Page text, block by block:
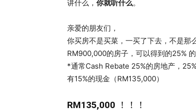
讲什么， 你就听什么。
亲爱的朋友们，
你买房不是买菜，一买了下去，不是那
RM900,000的房子，可以得到的25%
*通常Cash Rebate 25%的房地产，
有15%的现金（RM135,000）
RM135,000
！！！